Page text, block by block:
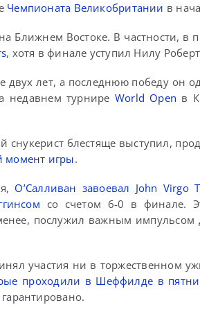
Чемпионата Великобритании в
Ближнем Востоке. В частности, в
, хотя в финале уступил Нилу
двух лет, а последнюю победу он
недавнем турнире World Open в
снукерист блестяще выступил,
момент игры.
О’Салливан завоевал John Virgo
со счетом 6-0 в финале.
послужил важным импульсом
участия ни в торжественном
проходили в Шеффилде в